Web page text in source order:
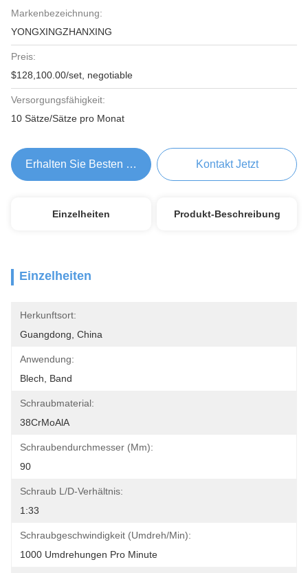
Markenbezeichnung:
YONGXINGZHANXING
Preis:
$128,100.00/set, negotiable
Versorgungsfähigkeit:
10 Sätze/Sätze pro Monat
Erhalten Sie Besten Preis Kontakt Jetzt
Einzelheiten Produkt-Beschreibung
Einzelheiten
Herkunftsort:
Guangdong, China
Anwendung:
Blech, Band
Schraubmaterial:
38CrMoAlA
Schraubendurchmesser (mm):
90
Schraub L/D-Verhältnis:
1:33
Schraubgeschwindigkeit (umdreh/min):
1000 Umdrehungen Pro Minute